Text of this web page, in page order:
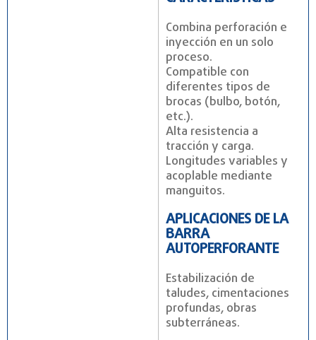
Combina perforación e
inyección en un solo
proceso.
Compatible con
diferentes tipos de
brocas (bulbo, botón,
etc.).
Alta resistencia a
tracción y carga.
Longitudes variables y
acoplable mediante
manguitos.
APLICACIONES DE LA
BARRA
AUTOPERFORANTE
Estabilización de
taludes, cimentaciones
profundas, obras
subterráneas.